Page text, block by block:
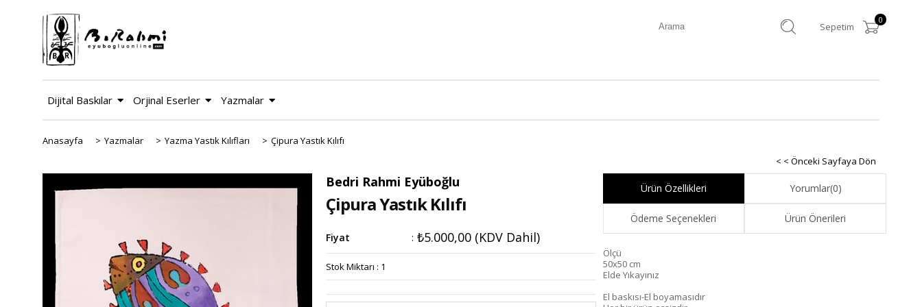
Sepetim
0
Dijital Baskılar Orjinal Eserler Yazmalar
Anasayfa > Yazmalar > Yazma Yastık Kılıfları > Çipura Yastık Kılıfı
< < Önceki Sayfaya Dön
Bedri Rahmi Eyüboğlu
Çipura Yastık Kılıfı
Fiyat : ₺5.000,00 (KDV Dahil)
Stok Miktarı : 1
Ürün Özellikleri Yorumlar(0)
Ödeme Seçenekleri Ürün Önerileri
Ölçü
50x50 cm
Elde Yıkayınız
El baskısı-El boyamasıdır